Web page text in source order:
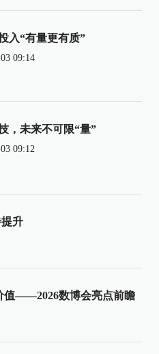
入“有量更有质”
09:14
，未来不可限“量”
09:12
升
值——2026数博会亮点前瞻